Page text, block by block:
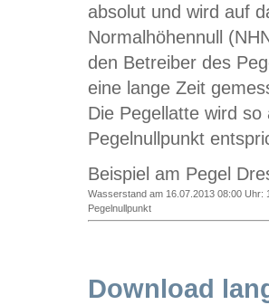
absolut und wird auf
Normalhöhennull
den Betreiber des
eine lange Zeit
Die Pegellatte wird
Pegelnullpunkt
Beispiel am Pegel
Wasserstand am 16.07.2013 08:00 Uhr:
Pegelnullpunkt
Download